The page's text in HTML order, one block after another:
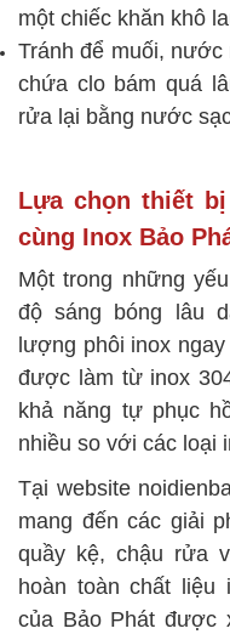
một chiếc khăn khô
Tránh để muối,
chứa clo bám quá
rửa lại bằng nước
Lựa chọn thiết
cùng Inox Bảo
Một trong những
độ sáng bóng lâu
lượng phôi inox
được làm từ inox
khả năng tự phục
nhiều so với các loại
Tại website
mang đến các giải
quầy kệ, chậu rửa
hoàn toàn chất liệu
của Bảo Phát được